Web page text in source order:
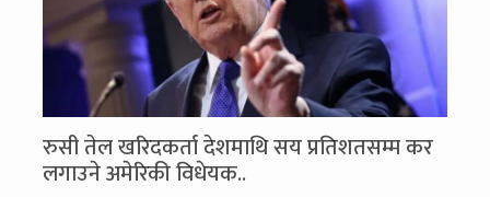
रुसी तेल खरिदकर्ता देशमाथि सय प्रतिशतसम्म कर
लगाउने अमेरिकी विधेयक..